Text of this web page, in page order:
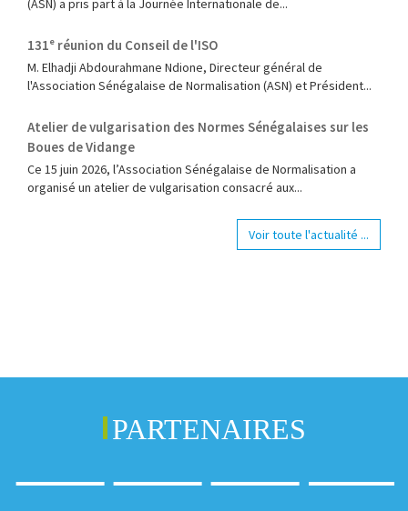
131ᵉ réunion du Conseil de l'ISO
M. Elhadji Abdourahmane Ndione, Directeur général de
l'Association Sénégalaise de Normalisation (ASN) et Président...
Atelier de vulgarisation des Normes Sénégalaises sur les
Boues de Vidange
Ce 15 juin 2026, l’Association Sénégalaise de Normalisation a
organisé un atelier de vulgarisation consacré aux...
Voir toute l'actualité ...
PARTENAIRES